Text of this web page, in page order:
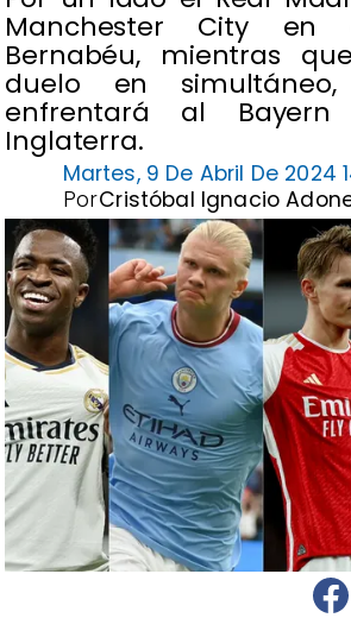
Manchester City en
Bernabéu, mientras
duelo en
enfrentará al
Inglaterra.
Martes, 9 De Abril De 2024
Cristóbal Ignacio
Por